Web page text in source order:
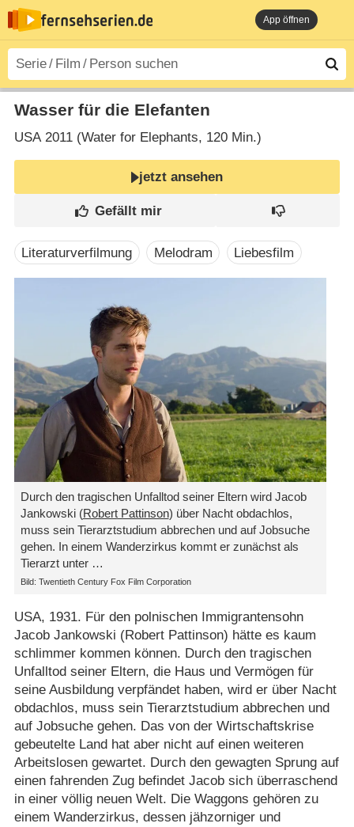
App öffnen
Wasser für die Elefanten
USA2011 (Water for Elephants‎, 120 Min.)
jetzt ansehen
Literaturverfilmung Melodram Liebesfilm
Durch den tragischen Unfalltod seiner Eltern wird Jacob
Jankowski (Robert Pattinson) über Nacht obdachlos,
muss sein Tierarztstudium abbrechen und auf Jobsuche
gehen. In einem Wanderzirkus kommt er zunächst als
Tierarzt unter …
Bild: Twentieth Century Fox Film Corporation
USA, 1931. Für den polnischen Immigrantensohn
Jacob Jankowski (Robert Pattinson) hätte es kaum
schlimmer kommen können. Durch den tragischen
Unfalltod seiner Eltern, die Haus und Vermögen für
seine Ausbildung verpfändet haben, wird er über Nacht
obdachlos, muss sein Tierarztstudium abbrechen und
auf Jobsuche gehen. Das von der Wirtschaftskrise
gebeutelte Land hat aber nicht auf einen weiteren
Arbeitslosen gewartet. Durch den gewagten Sprung auf
einen fahrenden Zug befindet Jacob sich überraschend
in einer völlig neuen Welt. Die Waggons gehören zu
einem Wanderzirkus, dessen jähzorniger und